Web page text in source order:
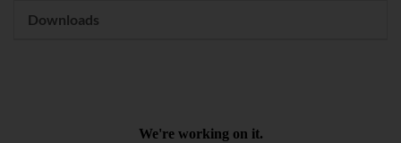
Downloads